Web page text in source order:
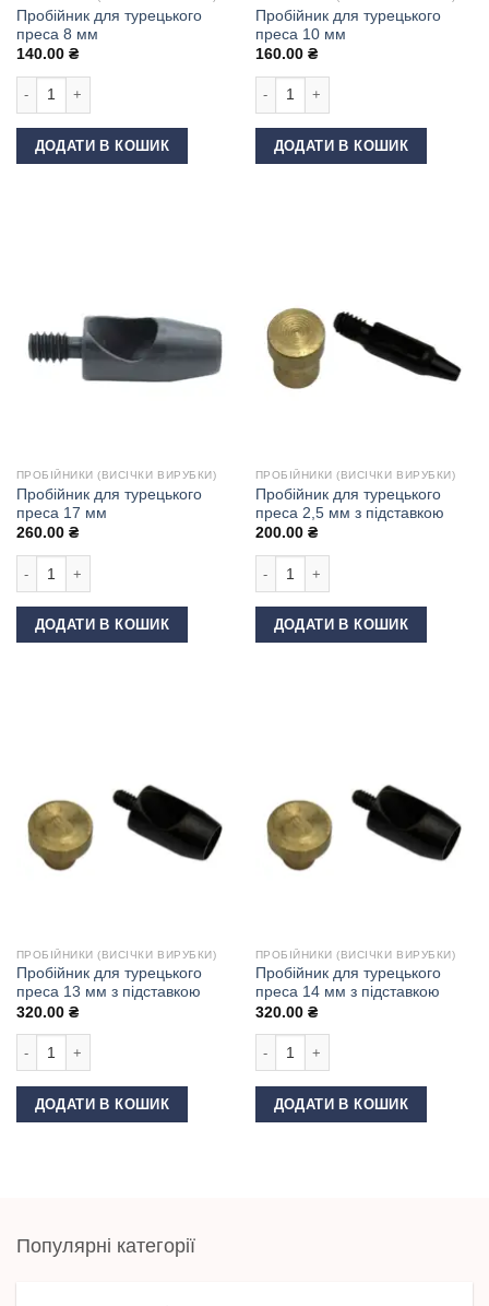
Пробійник для турецького
преса 8 мм
140.00 ₴
ДОДАТИ В КОШИК
Пробійник для турецького
преса 10 мм
160.00 ₴
ДОДАТИ В КОШИК
ПРОБІЙНИКИ (ВИСІЧКИ ВИРУБКИ)
Пробійник для турецького
преса 17 мм
260.00 ₴
ДОДАТИ В КОШИК
ПРОБІЙНИКИ (ВИСІЧКИ ВИРУБКИ)
Пробійник для турецького
преса 2,5 мм з підставкою
200.00 ₴
ДОДАТИ В КОШИК
ПРОБІЙНИКИ (ВИСІЧКИ ВИРУБКИ)
Пробійник для турецького
преса 13 мм з підставкою
320.00 ₴
ДОДАТИ В КОШИК
ПРОБІЙНИКИ (ВИСІЧКИ ВИРУБКИ)
Пробійник для турецького
преса 14 мм з підставкою
320.00 ₴
ДОДАТИ В КОШИК
Популярні категорії